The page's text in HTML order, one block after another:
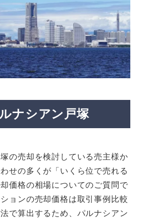
ナシアン戸塚
の売却を検討している売主様か
せの多くが「いくら位で売れる
価格の相場についてのご質問で
ョンの売却価格は取引事例比較
で算出するため、パルナシアン